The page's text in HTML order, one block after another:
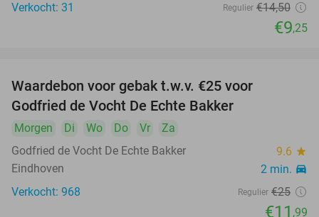
Verkocht: 31 Regulier €14,50
€9,25
Waardebon voor gebak t.w.v. €25 voor
Godfried de Vocht De Echte Bakker
Morgen Di Wo Do Vr
Za
Godfried de Vocht De Echte Bakker
9.6 star
Eindhoven 2 min. directions_car
Verkocht: 968 Regulier €25
€11 ,99